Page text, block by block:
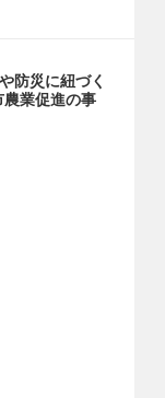
防災に紐づく
農業促進の事